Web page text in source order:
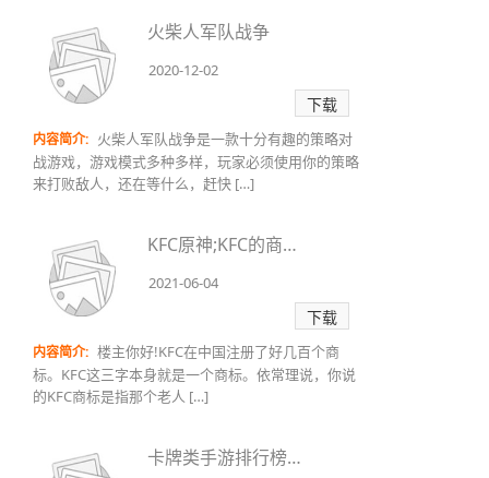
火柴人军队战争
2020-12-02
下载
内容简介: 火柴人军队战争是一款十分有趣的策略对
战游戏，游戏模式多种多样，玩家必须使用你的策略
来打败敌人，还在等什么，赶快 […]
KFC原神;KFC的商标是KFC老总的照片么？
2021-06-04
下载
内容简介: 楼主你好!KFC在中国注册了好几百个商
标。KFC这三字本身就是一个商标。依常理说，你说
的KFC商标是指那个老人 […]
卡牌类手游排行榜,我想知道 卡牌类的手游还可以火多长时间？